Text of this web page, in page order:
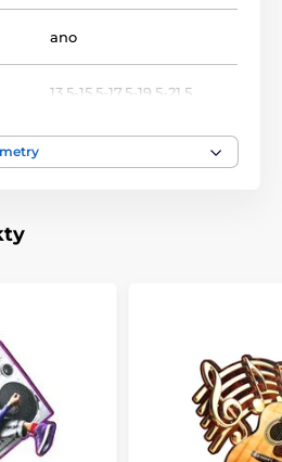
ano
13.5-15.5-17.5-19.5-21.5